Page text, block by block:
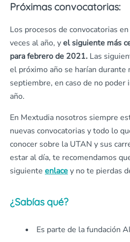
Próximas convocatorias:
Los procesos de convocatorias
veces al año, yel siguiente más
para febrero de 2021. Las
el próximo año se harían durante
septiembre, en caso de no poder
año.
En Mextudia nosotros siempre
nuevas convocatorias y todo lo
conocer sobre la UTAN y sus
estar al día, te recomendamos
siguiente enlacey no te pierdas
¿Sabías qué?
Es parte de la fundación